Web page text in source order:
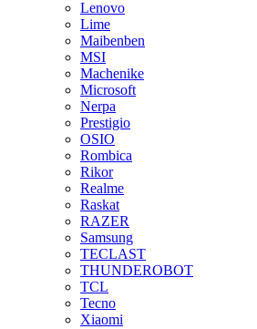
Lenovo
Lime
Maibenben
MSI
Machenike
Microsoft
Nerpa
Prestigio
OSIO
Rombica
Rikor
Realme
Raskat
RAZER
Samsung
TECLAST
THUNDEROBOT
TCL
Tecno
Xiaomi